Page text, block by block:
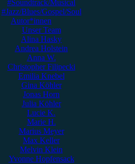
#Soundtrack/Musical
#Jazz/Blues/Gospel/Soul
Autor*innen
Unser Team
Alina Hasky
Andrea Holstein
Anna W.
Christopher Filipecki
Emilia Knebel
Gina Köhler
Jonas Horn
Julia Köhler
Lucie K.
Marie H.
Marius Meyer
Max Keller
Melvin Klein
Yvonne Hopfensack